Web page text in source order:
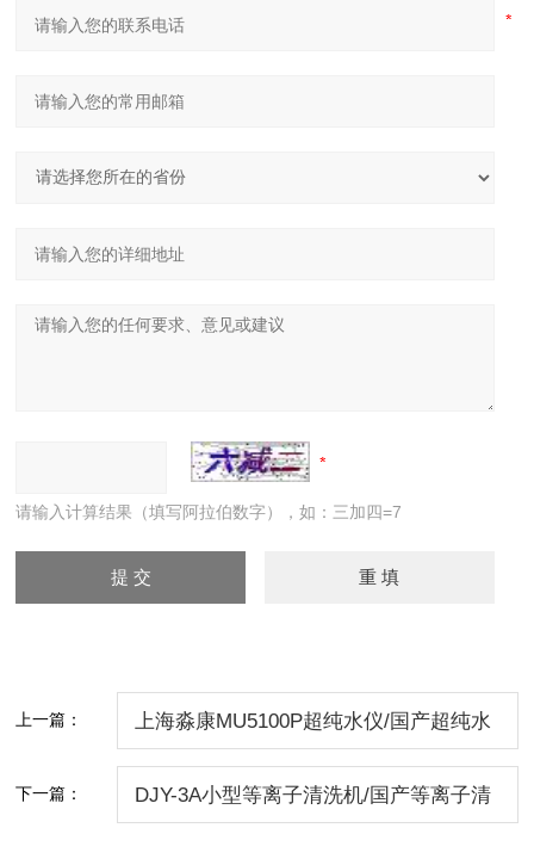
请输入计算结果（填写阿拉伯数字），如：三加四=7
上一篇： 上海淼康MU5100P超纯水仪/国产超纯水
下一篇： DJY-3A小型等离子清洗机/国产等离子清